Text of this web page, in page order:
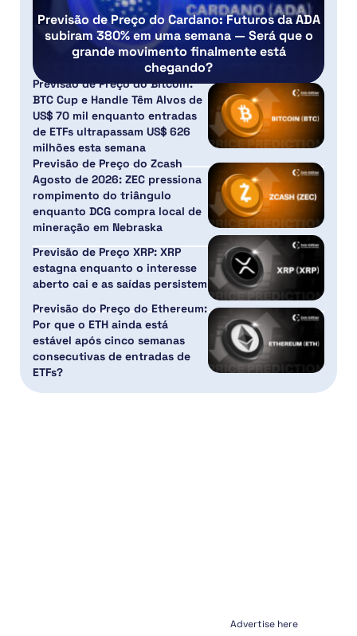
Previsão de Preço do Cardano: Futuros da ADA
subiram 380% em uma semana — Será que o
grande movimento finalmente está
chegando?
Previsão de Preço do Bitcoin:
BTC Cup e Handle Têm Alvos de
US$ 70 mil enquanto entradas
de ETFs ultrapassam US$ 626
milhões esta semana
Previsão de Preço do Zcash
Agosto de 2026: ZEC pressiona
rompimento do triângulo
enquanto DCG compra local de
mineração em Nebraska
Previsão de Preço XRP: XRP
estagna enquanto o interesse
aberto cai e as saídas persistem
Previsão do Preço do Ethereum:
Por que o ETH ainda está
estável após cinco semanas
consecutivas de entradas de
ETFs?
Advertise here